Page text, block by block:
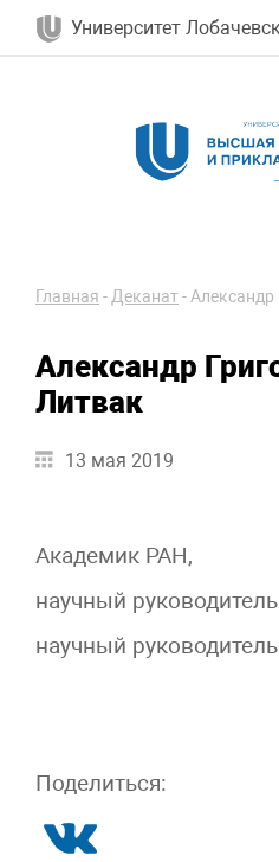
Университет
Главная -Деканат-Александр
Александр
Литвак
13 мая 2019
Академик РАН,
научный
научный
Поделиться: